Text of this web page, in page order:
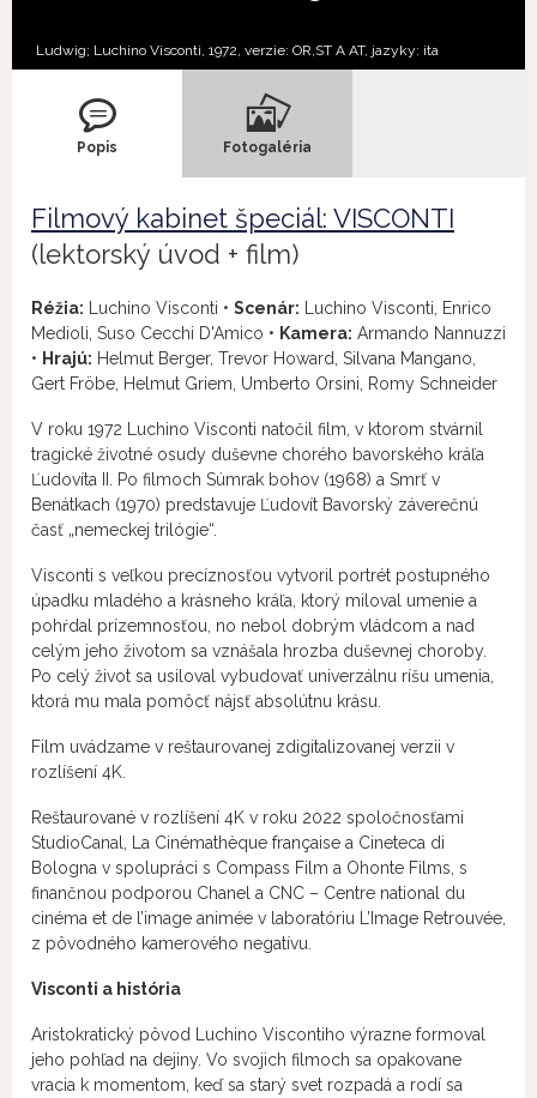
Ludwig; Luchino Visconti, 1972, verzie: OR, ST A AT, jazyky: ita
Popis Fotogaléria
Filmový kabinet špeciál: VISCONTI
(lektorský úvod + film)
Réžia: Luchino Visconti • Scenár: Luchino Visconti, Enrico
Medioli, Suso Cecchi D'Amico • Kamera: Armando Nannuzzi
• Hrajú: Helmut Berger, Trevor Howard, Silvana Mangano,
Gert Fröbe, Helmut Griem, Umberto Orsini, Romy Schneider
V roku 1972 Luchino Visconti natočil film, v ktorom stvárnil
tragické životné osudy duševne chorého bavorského kráľa
Ľudovíta II. Po filmoch Súmrak bohov (1968) a Smrť v
Benátkach (1970) predstavuje Ľudovít Bavorský záverečnú
časť „nemeckej trilógie“.
Visconti s veľkou precíznosťou vytvoril portrét postupného
úpadku mladého a krásneho kráľa, ktorý miloval umenie a
pohŕdal prízemnosťou, no nebol dobrým vládcom a nad
celým jeho životom sa vznášala hrozba duševnej choroby.
Po celý život sa usiloval vybudovať univerzálnu ríšu umenia,
ktorá mu mala pomôcť nájsť absolútnu krásu.
Film uvádzame v reštaurovanej zdigitalizovanej verzii v
rozlíšení 4K.
Reštaurované v rozlíšení 4K v roku 2022 spoločnosťami
StudioCanal, La Cinémathèque française a Cineteca di
Bologna v spolupráci s Compass Film a Ohonte Films, s
finančnou podporou Chanel a CNC – Centre national du
cinéma et de l’image animée v laboratóriu L’Image Retrouvée,
z pôvodného kamerového negatívu.
Visconti a história
Aristokratický pôvod Luchino Viscontiho výrazne formoval
jeho pohľad na dejiny. Vo svojich filmoch sa opakovane
vracia k momentom, keď sa starý svet rozpadá a rodí sa